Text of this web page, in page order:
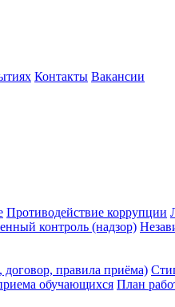
Контакты Вакансии
Противодействие коррупции
контроль (надзор)
договор, правила приёма)
обучающихся План